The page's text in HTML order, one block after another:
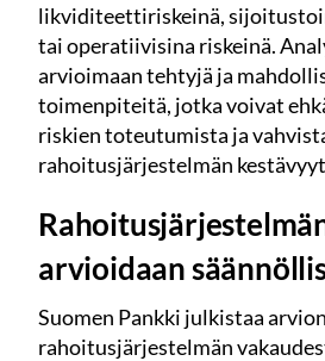
likviditeettiriskeinä,
tai operatiivisina riskeinä.
arvioimaan tehtyjä ja
toimenpiteitä, jotka voivat
riskien toteutumista ja
rahoitusjärjestelmän
arvioidaan
Suomen Pankki julkistaa
rahoitusjärjestelmän